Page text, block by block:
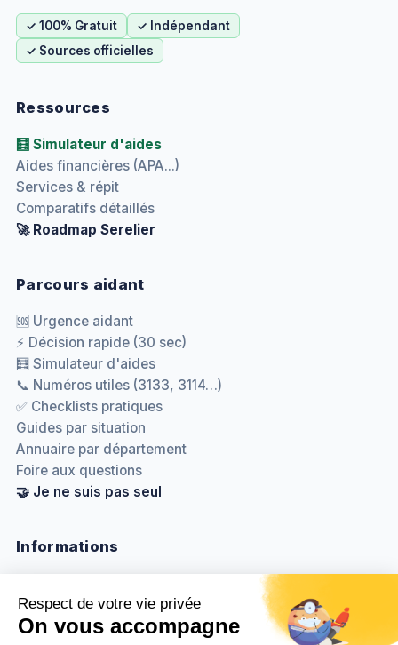
✓ 100% Gratuit
✓ Indépendant
✓ Sources officielles
Ressources
🧮 Simulateur d'aides
Aides financières (APA...)
Services & répit
Comparatifs détaillés
🚀 Roadmap Serelier
Parcours aidant
🆘 Urgence aidant
⚡ Décision rapide (30 sec)
🧮 Simulateur d'aides
📞 Numéros utiles (3133, 3114…)
✅ Checklists pratiques
Guides par situation
Annuaire par département
Foire aux questions
🤝 Je ne suis pas seul
Informations
Méthodologie & sources
Politique de confidentialité